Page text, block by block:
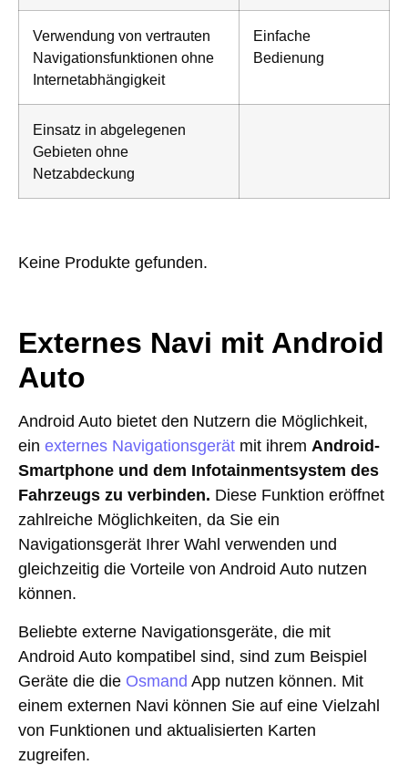
Verwendung von vertrauten
Navigationsfunktionen ohne
Internetabhängigkeit
Einfache
Bedienung
Einsatz in abgelegenen
Gebieten ohne
Netzabdeckung
Keine Produkte gefunden.
Externes Navi mit Android
Auto
Android Auto bietet den Nutzern die Möglichkeit,
ein externes Navigationsgerät mit ihrem Android-
Smartphone und dem Infotainmentsystem des
Fahrzeugs zu verbinden. Diese Funktion eröffnet
zahlreiche Möglichkeiten, da Sie ein
Navigationsgerät Ihrer Wahl verwenden und
gleichzeitig die Vorteile von Android Auto nutzen
können.
Beliebte externe Navigationsgeräte, die mit
Android Auto kompatibel sind, sind zum Beispiel
Geräte die die Osmand App nutzen können. Mit
einem externen Navi können Sie auf eine Vielzahl
von Funktionen und aktualisierten Karten
zugreifen.